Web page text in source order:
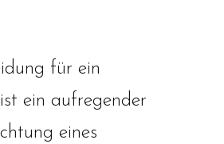
für ein
ein aufregender
eines